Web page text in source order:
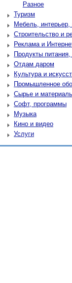
Разное
Туризм
Мебель, интерьер,
Строительство и
Реклама и
Продукты питания,
Отдам даром
Культура и
Промышленное
Сырье и
Софт, программы
Музыка
Кино и видео
Услуги